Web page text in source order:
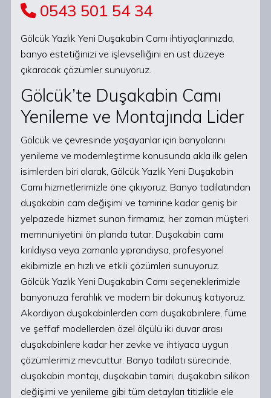
0543 501 54 34
Gölcük Yazlık Yeni Duşakabin Camı ihtiyaçlarınızda,
banyo estetiğinizi ve işlevselliğini en üst düzeye
çıkaracak çözümler sunuyoruz.
Gölcük’te Duşakabin Camı
Yenileme ve Montajında Lider
Gölcük ve çevresinde yaşayanlar için banyolarını
yenileme ve modernleştirme konusunda akla ilk gelen
isimlerden biri olarak, Gölcük Yazlık Yeni Duşakabin
Camı hizmetlerimizle öne çıkıyoruz. Banyo tadilatından
duşakabin cam değişimi ve tamirine kadar geniş bir
yelpazede hizmet sunan firmamız, her zaman müşteri
memnuniyetini ön planda tutar. Duşakabin camı
kırıldıysa veya zamanla yıprandıysa, profesyonel
ekibimizle en hızlı ve etkili çözümleri sunuyoruz.
Gölcük Yazlık Yeni Duşakabin Camı seçeneklerimizle
banyonuza ferahlık ve modern bir dokunuş katıyoruz.
Akordiyon duşakabinlerden cam duşakabinlere, füme
ve şeffaf modellerden özel ölçülü iki duvar arası
duşakabinlere kadar her zevke ve ihtiyaca uygun
çözümlerimiz mevcuttur. Banyo tadilatı sürecinde,
duşakabin montajı, duşakabin tamiri, duşakabin silikon
değişimi ve yenileme gibi tüm detayları titizlikle ele